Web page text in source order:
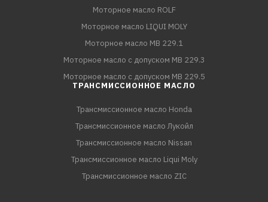
Моторное масло ROLF
Моторное масло LIQUI MOLY
Моторное масло MB 229.1
Моторное масло с допуском MB 229.3
Моторное масло с допуском MB 229.5
ТРАНСМИССИОННОЕ МАСЛО
Трансмиссионное масло Honda
Трансмиссионное масло Лукойл
Трансмиссионное масло Nissan
Трансмиссионное масло Liqui Moly
Трансмиссионное масло ZIC